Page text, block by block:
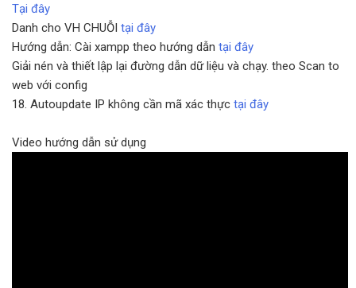
Tại đây
Danh cho VH CHUỖI tại đây
Hướng dẫn: Cài xampp theo hướng dẫn tại đây
Giải nén và thiết lập lại đường dẫn dữ liệu và chạy. theo Scan to
web với config
18. Autoupdate IP không cần mã xác thực tại đây
Video hướng dẫn sử dụng